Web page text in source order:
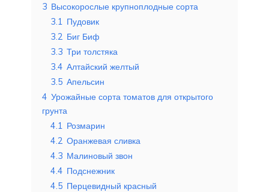
3 Высокорослые крупноплодные сорта
3.1 Пудовик
3.2 Биг Биф
3.3 Три толстяка
3.4 Алтайский желтый
3.5 Апельсин
4 Урожайные сорта томатов для открытого
грунта
4.1 Розмарин
4.2 Оранжевая сливка
4.3 Малиновый звон
4.4 Подснежник
4.5 Перцевидный красный